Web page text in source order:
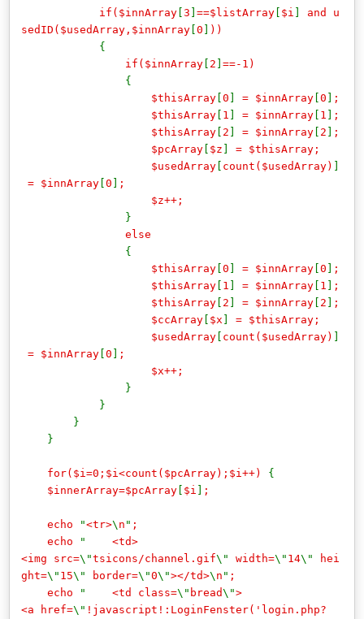
if($innArray [3 ]==$listArray [ $i ]
and u
sedID($usedArray,$innArray [0 ] ))
{
if($innArray [ 2 ]==-1)
{
$thisArray [0 ] = $innArray [0 ] ;
$thisArray [ 1 ] = $innArray [ 1 ] ;
$thisArray [ 2 ] = $innArray [ 2 ] ;
$pcArray [ $z ]
= $thisArray;
$usedArray [ count($usedArray) ]
= $innArray [0 ] ;
$z++;
}
else
{
$thisArray [0 ] = $innArray [0 ] ;
$thisArray [ 1 ] = $innArray [ 1 ] ;
$thisArray [ 2 ] = $innArray [ 2 ] ;
$ccArray [ $x ]
= $thisArray;
$usedArray [ count($usedArray) ]
= $innArray [0 ] ;
$x++;
}
}
}
}
for($i=0;$i<count($pcArray);$i++) {
$innerArray=$pcArray [ $i ] ;
echo "<tr>\ n " ;
echo
"
<td>
<img src=\"tsicons/channel.gif\" width=\" 14\"
hei
ght=\" 15\" border=\"0\"></td>\ n " ;
echo
" <td class=\" bread\">
<a href=\" !javascript!:LoginFenster('login.php?